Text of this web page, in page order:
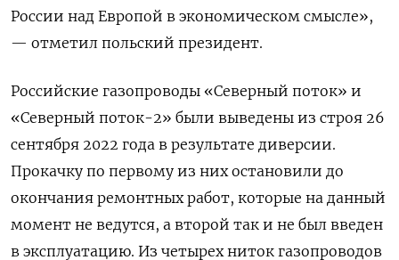
России над Европой в экономическом смысле»,
— отметил польский президент.
Российские газопроводы «Северный поток» и
«Северный поток-2» были выведены из строя 26
сентября 2022 года в результате диверсии.
Прокачку по первому из них остановили до
окончания ремонтных работ, которые на данный
момент не ведутся, а второй так и не был введен
в эксплуатацию. Из четырех ниток газопроводов